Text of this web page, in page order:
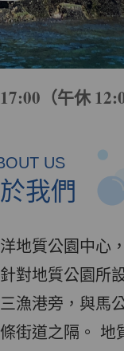
（午休
US
我們
地質公園中心
對地質公園所
漁港旁，與馬
街道之隔。 地